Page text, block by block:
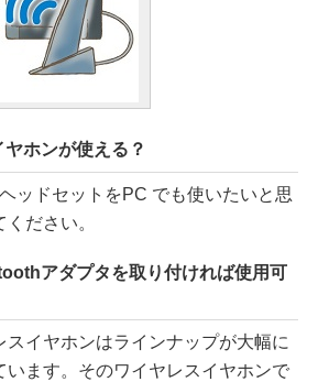
ホンが使える？
ッドセットをPC でも使いたいと思
ださい。
アダプタを取り付ければ使用可
イヤホンはラインナップが大幅に
ます。そのワイヤレスイヤホンで